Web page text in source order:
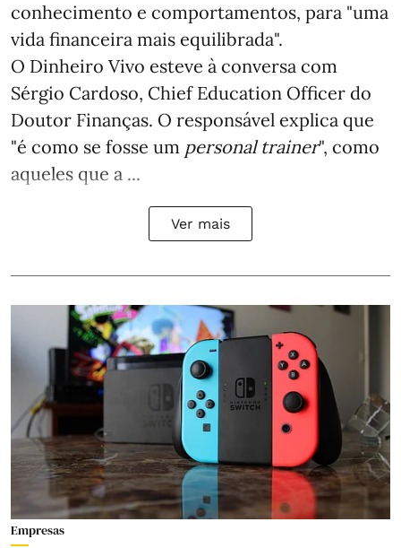
conhecimento e comportamentos, para "uma
vida financeira mais equilibrada".
O Dinheiro Vivo esteve à conversa com
Sérgio Cardoso, Chief Education Officer do
Doutor Finanças. O responsável explica que
"é como se fosse um personal trainer", como
aqueles que a ...
Ver mais
Empresas